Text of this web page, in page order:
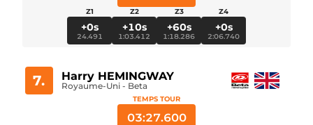
Z1
+0s
24.491
Z2
+10s
1:03.412
Z3
+60s
1:18.286
Z4
+0s
2:06.740
7. Harry HEMINGWAY
Royaume-Uni - Beta
TEMPS TOUR
03:27.600